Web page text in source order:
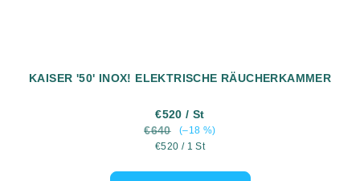
KAISER '50' INOX! ELEKTRISCHE RÄUCHERKAMMER
€520/ St
€640
(–18 %)
Verkaufspreis:
€520 / 1 St